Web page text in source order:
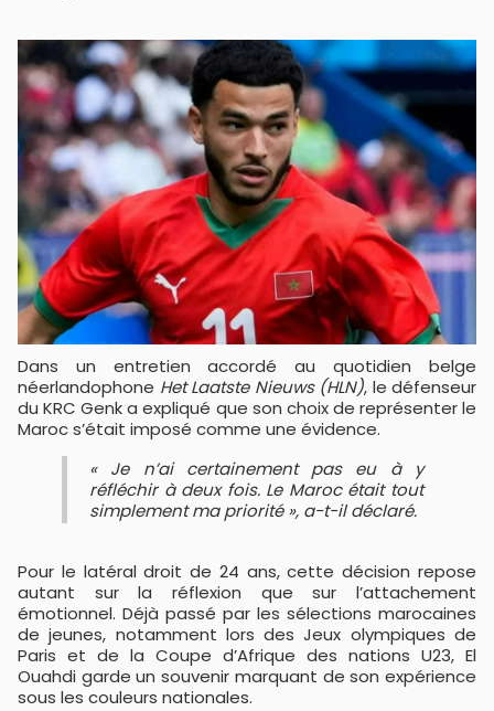
Dans un entretien accordé au quotidien belge
néerlandophone Het Laatste Nieuws (HLN), le défenseur
duKRC Genka expliqué que son choix de représenter le
Maroc s’était imposé comme une évidence.
« Je n’ai certainement pas eu à y
réfléchir à deux fois. Le Maroc était tout
simplement ma priorité », a-t-il déclaré.
Pour le latéral droit de 24 ans, cette décision repose
autant sur la réflexion que sur l’attachement
émotionnel. Déjà passé par les sélections marocaines
de jeunes, notamment lors des Jeux olympiques de
Paris et de la Coupe d’Afrique des nations U23, El
Ouahdi garde un souvenir marquant de son expérience
sous les couleurs nationales.